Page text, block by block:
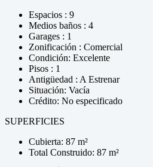
Espacios : 9
Medios baños : 4
Garages : 1
Zonificación : Comercial
Condición: Excelente
Pisos : 1
Antigüedad : A Estrenar
Situación: Vacía
Crédito: No especificado
SUPERFICIES
Cubierta: 87 m²
Total Construido: 87 m²